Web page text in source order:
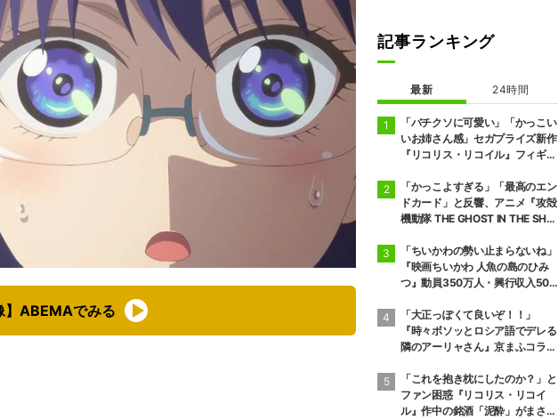
】ABEMAでみる
記事ランキング
最新 24時間
「バチクソに可愛い」「かっこい
いお姉さん感」セガプライズ新作
『リコリス・リコイル』フィギュ
「かっこよすぎる」「最高のエン
ドカード」と反響、アニメ『攻殻
機動隊 THE GHOST IN THE SHEL
「ちいかわの勢い止まらないね」
『映画ちいかわ 人魚の島のひみ
つ』動員350万人・興行収入50億
「大正っぽくて良いぞ！！」
『時々ボソッとロシア語でデレる
隣のアーリャさん』京まふコラボ
「これを抱き枕にしたのか？」と
ファン困惑『リコリス・リコイ
ル』作中の銘酒「泥酔」がまさか